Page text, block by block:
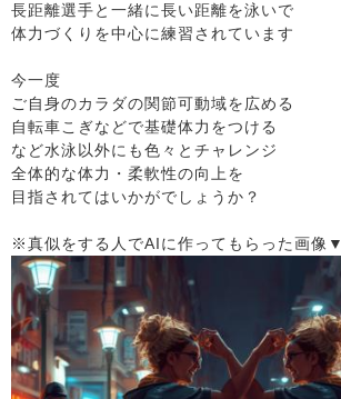
長距離選手と一緒に長い距離を泳いで
体力づくりを中心に練習されています
今一度
ご自身のカラダの関節可動域を広める
自転車こぎなどで基礎体力をつける
など水泳以外にも色々とチャレンジ
全体的な体力・柔軟性の向上を
目指されてはいかがでしょうか？
※真似をする人でAIに作ってもらった画像▼